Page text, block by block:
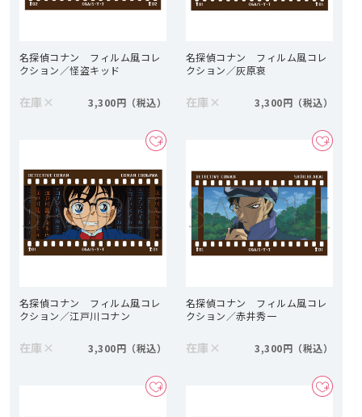
名探偵コナン フィルム風コレ
クション／怪盗キッド
在庫 × 3,300円
名探偵コナン フィルム風コレ
クション／灰原哀
在庫 × 3,300円
名探偵コナン フィルム風コレ
クション／江戸川コナン
在庫 × 3,300円
名探偵コナン フィルム風コレ
クション／赤井秀一
在庫 × 3,300円